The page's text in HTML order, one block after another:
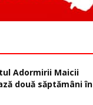
Adormirii Maicii
două săptămâni